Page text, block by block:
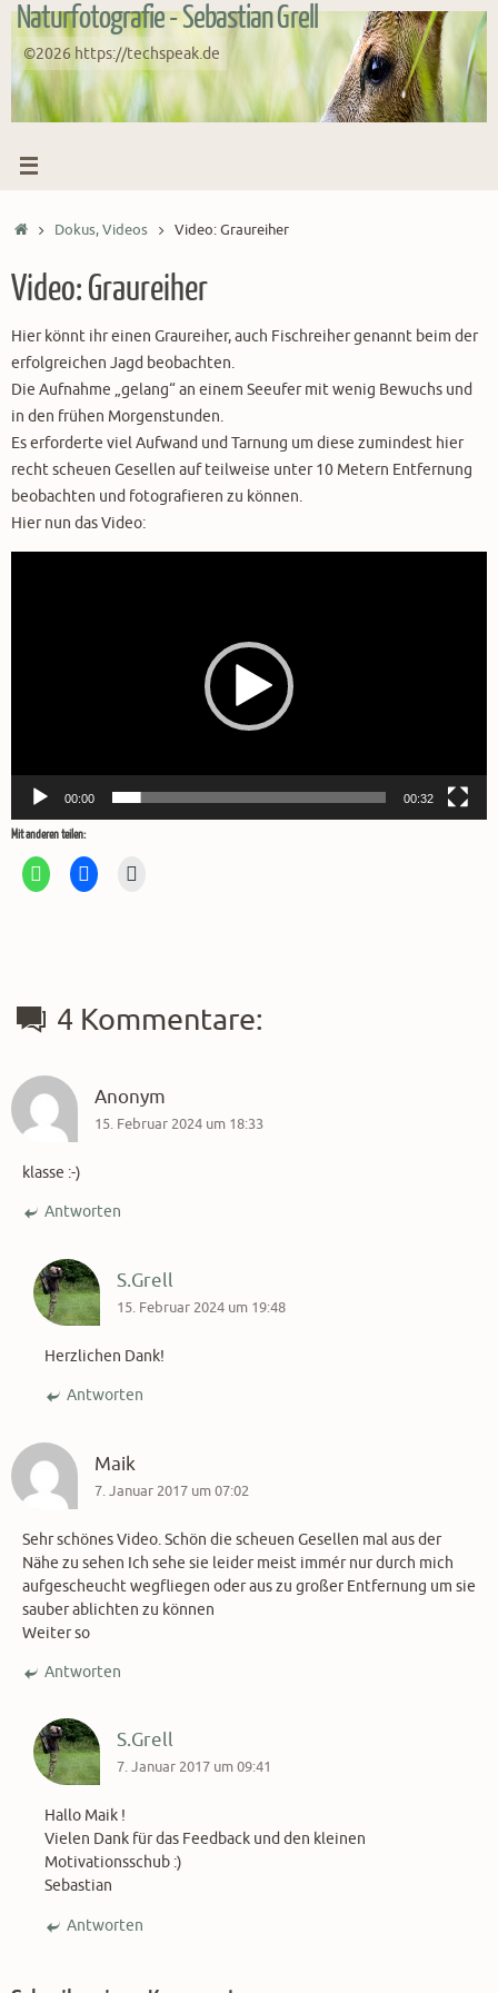
Zum
Inhalt
springen
Naturfotografie - Sebastian Grell
©2026 https://techspeak.de
StartDokus, Videos Video: Graureiher
Video: Graureiher
Hier könnt ihr einen Graureiher, auch Fischreiher genannt beim der
erfolgreichen Jagd beobachten.
Die Aufnahme „gelang“ an einem Seeufer mit wenig Bewuchs und
in den frühen Morgenstunden.
Es erforderte viel Aufwand und Tarnung um diese zumindest hier
recht scheuen Gesellen auf teilweise unter 10 Metern Entfernung
beobachten und fotografieren zu können.
Hier nun das Video:
00:00 00:32
Mit anderen teilen:
4 Kommentare:
Anonym
15. Februar 2024 um 18:33
klasse :-)
Antworten
S.Grell
15. Februar 2024 um 19:48
Herzlichen Dank!
Antworten
Maik
7. Januar 2017 um 07:02
Sehr schönes Video. Schön die scheuen Gesellen mal aus der
Nähe zu sehen Ich sehe sie leider meist immér nur durch mich
aufgescheucht wegfliegen oder aus zu großer Entfernung um sie
sauber ablichten zu können
Weiter so
Antworten
S.Grell
7. Januar 2017 um 09:41
Hallo Maik !
Vielen Dank für das Feedback und den kleinen
Motivationsschub :)
Sebastian
Antworten